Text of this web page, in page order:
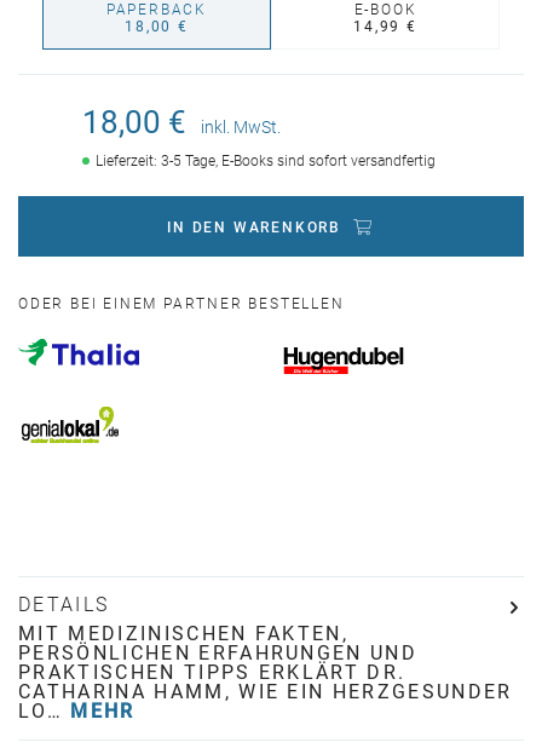
PAPERBACK
18,00 €
E-BOOK
14,99 €
18,00 € inkl. MwSt.
Lieferzeit: 3-5 Tage, E-Books sind sofort versandfertig
IN DEN WARENKORB
ODER BEI EINEM PARTNER BESTELLEN
DETAILS
MIT MEDIZINISCHEN FAKTEN,
PERSÖNLICHEN ERFAHRUNGEN UND
PRAKTISCHEN TIPPS ERKLÄRT DR.
CATHARINA HAMM, WIE EIN HERZGESUNDER
LO…
MEHR